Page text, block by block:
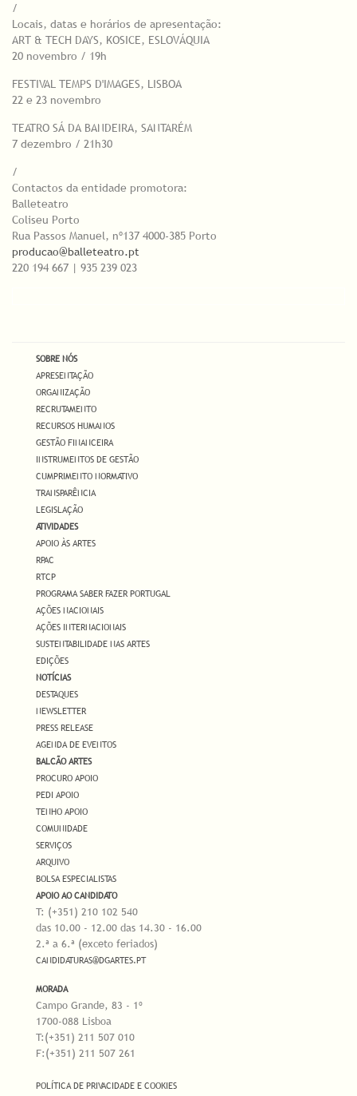
/
Locais, datas e horários de apresentação:
ART & TECH DAYS, KOSICE, ESLOVÁQUIA
20 novembro / 19h
FESTIVAL TEMPS D'IMAGES, LISBOA
22 e 23 novembro
TEATRO SÁ DA BANDEIRA, SANTARÉM
7 dezembro / 21h30
/
Contactos da entidade promotora:
Balleteatro
Coliseu Porto
Rua Passos Manuel, nº137 4000-385 Porto
producao@balleteatro.pt
220 194 667 | 935 239 023
SOBRE NÓS
APRESENTAÇÃO
ORGANIZAÇÃO
RECRUTAMENTO
RECURSOS HUMANOS
GESTÃO FINANCEIRA
INSTRUMENTOS DE GESTÃO
CUMPRIMENTO NORMATIVO
TRANSPARÊNCIA
LEGISLAÇÃO
ATIVIDADES
APOIO ÀS ARTES
RPAC
RTCP
PROGRAMA SABER FAZER PORTUGAL
AÇÕES NACIONAIS
AÇÕES INTERNACIONAIS
SUSTENTABILIDADE NAS ARTES
EDIÇÕES
NOTÍCIAS
DESTAQUES
NEWSLETTER
PRESS RELEASE
AGENDA DE EVENTOS
BALCÃO ARTES
PROCURO APOIO
PEDI APOIO
TENHO APOIO
COMUNIDADE
SERVIÇOS
ARQUIVO
BOLSA ESPECIALISTAS
APOIO AO CANDIDATO
T: (+351) 210 102 540
das 10.00 - 12.00 das 14.30 - 16.00
2.ª a 6.ª (exceto feriados)
CANDIDATURAS@DGARTES.PT
MORADA
Campo Grande, 83 - 1º
1700-088 Lisboa
T:(+351) 211 507 010
F:(+351) 211 507 261
POLÍTICA DE PRIVACIDADE E COOKIES